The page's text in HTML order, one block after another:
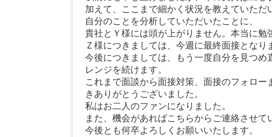
加えて、ここまで細かく状況を教えていただ
自分のことを分析していただいたことに、
貴社とＹ様には頭が上がりません。本当に勉
Ｚ様につきましては、今週に最終面接となり
今後につきましては、もう一度自分を見つめ
レンジを続けます。
これまで面談から面接対策、面接のフォロー
きありがとうございました。
私はお二人のファンになりました。
また、機会があればこちらからご連絡させて
今後とも何卒よろしくお願いいたします。